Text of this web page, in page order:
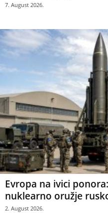
7. August 2026.
Evropa na ivici
nuklearno oružje
2. August 2026.